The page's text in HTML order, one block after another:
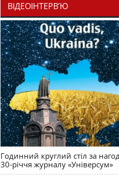
СЛОВО РЕДАКЦІЙНЕ
уособлення
ВІДЕОІНТЕРВ’Ю
Годинний круглий стіл за
30-річчя журналу «Універсум»